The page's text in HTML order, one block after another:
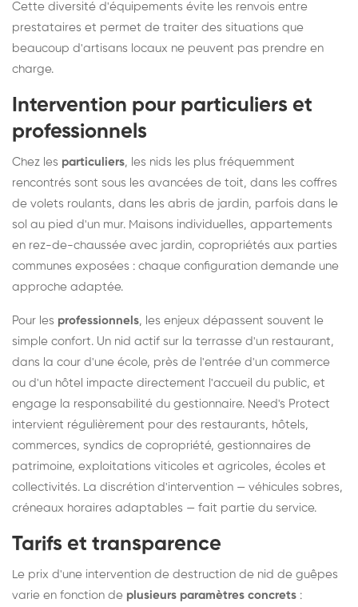
Cette diversité d'équipements évite les renvois entre
prestataires et permet de traiter des situations que
beaucoup d'artisans locaux ne peuvent pas prendre en
charge.
Intervention pour particuliers et
professionnels
Chez les particuliers, les nids les plus fréquemment
rencontrés sont sous les avancées de toit, dans les coffres
de volets roulants, dans les abris de jardin, parfois dans le
sol au pied d'un mur. Maisons individuelles, appartements
en rez-de-chaussée avec jardin, copropriétés aux parties
communes exposées : chaque configuration demande une
approche adaptée.
Pour les professionnels, les enjeux dépassent souvent le
simple confort. Un nid actif sur la terrasse d'un restaurant,
dans la cour d'une école, près de l'entrée d'un commerce
ou d'un hôtel impacte directement l'accueil du public, et
engage la responsabilité du gestionnaire. Need's Protect
intervient régulièrement pour des restaurants, hôtels,
commerces, syndics de copropriété, gestionnaires de
patrimoine, exploitations viticoles et agricoles, écoles et
collectivités. La discrétion d'intervention — véhicules sobres,
créneaux horaires adaptables — fait partie du service.
Tarifs et transparence
Le prix d'une intervention de destruction de nid de guêpes
varie en fonction de plusieurs paramètres concrets :